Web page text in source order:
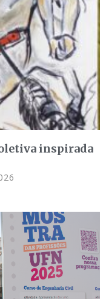
inspirada